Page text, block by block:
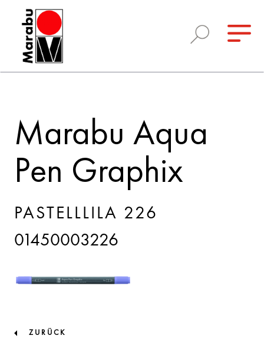
Marabu Aqua
Pen Graphix
PASTELLLILA 226
01450003226
ZURÜCK